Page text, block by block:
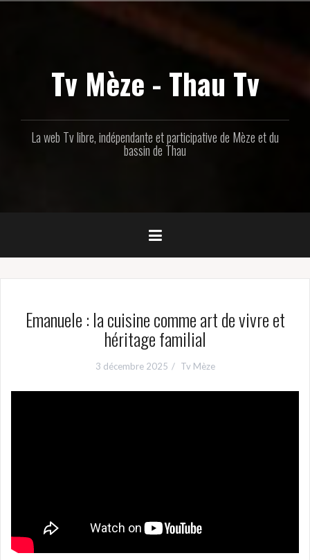
Tv Mèze - Thau Tv
La web Tv libre, indépendante et participative de Mèze et du
bassin de Thau
Emanuele : la cuisine comme art de vivre et
héritage familial
3 décembre 2025 Tv Mèze